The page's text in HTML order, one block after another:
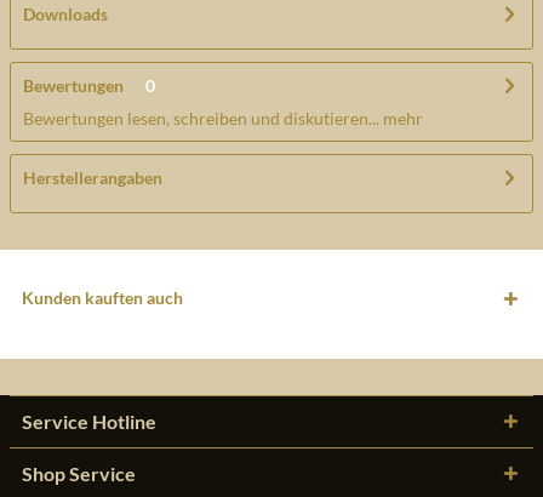
Downloads
Bewertungen
0
Bewertungen lesen, schreiben und diskutieren... mehr
Herstellerangaben
Kunden kauften auch
Service Hotline
Shop Service